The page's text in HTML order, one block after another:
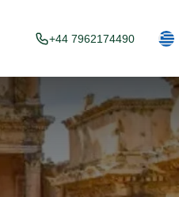
+44 7962174490